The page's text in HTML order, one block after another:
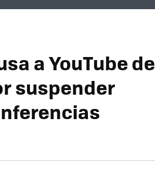
a YouTube de
suspender